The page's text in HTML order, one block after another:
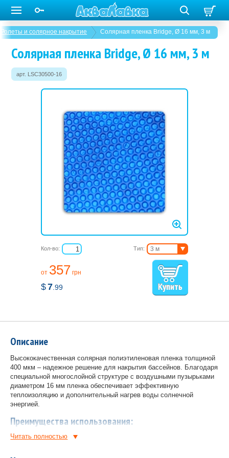
Ролеты и солярное накрытие Солярная пленка Bridge, Ø 16 мм, 3 м
Солярная пленка Bridge, Ø 16 мм, 3 м
арт. LSC30500-16
от 357 грн
$7 .99
Кол-во: Тип:
3 м
4 м
5 м
Описание
Высококачественная солярная полиэтиленовая пленка толщиной
400 мкм – надежное решение для накрытия бассейнов. Благодаря
специальной многослойной структуре с воздушными пузырьками
диаметром 16 мм пленка обеспечивает эффективную
теплоизоляцию и дополнительный нагрев воды солнечной
энергией.
Преимущества использования:
Защита от загрязнений – предотвращает попадание пыли,
Читать полностью